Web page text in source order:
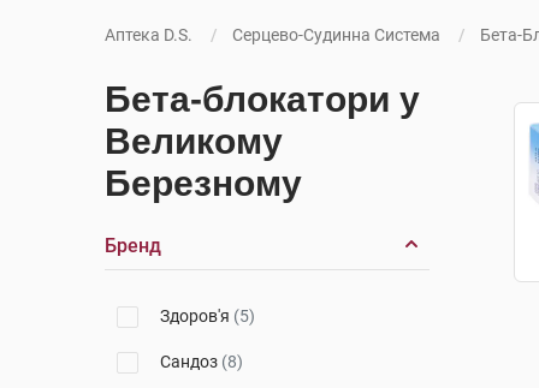
Аптека D.S. Серцево-Судинна Система Бета-
Бета-блокатори у
Великому
Березному
Бренд
Здоров'я (5)
Сандоз (8)